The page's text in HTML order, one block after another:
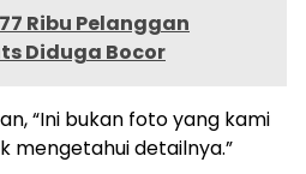
Ribu Pelanggan
Diduga Bocor
“Ini bukan foto yang kami
mengetahui detailnya.”